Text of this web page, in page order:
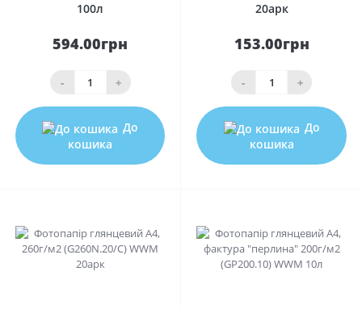
100л
594.00грн
- +
До
кошика
20арк
153.00грн
- +
До
кошика